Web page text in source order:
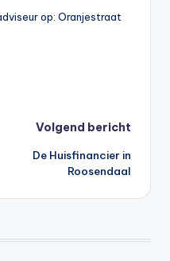
op: Oranjestraat
Volgend bericht
De Huisfinancier in
Roosendaal